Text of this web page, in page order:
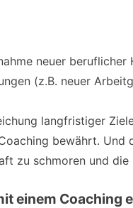
neuer beruflicher
(z.B. neuer
langfristiger
bewährt. Und
zu schmoren und
einem Coaching